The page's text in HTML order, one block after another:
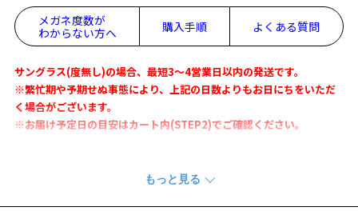
メガネ度数が
わからない方へ
購入手順 よくある質問
サングラス(度無し)の場合、最短3～4営業日以内の発送です。
※繁忙期や予期せぬ事態により、上記の日数よりもお日にちをいただ
く場合がございます。
※お届け予定日の目安はカート内(STEP2)でご確認ください。
存在感あるテンプルと絶妙なフロントカーブが特徴のスクエアフレー